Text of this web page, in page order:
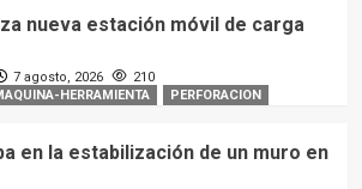
nueva estación móvil de carga
7 agosto, 2026
210
HERRAMIENTA PERFORACION
en la estabilización de un muro en